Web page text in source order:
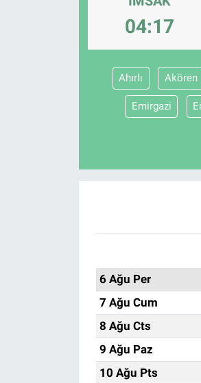
04:17
Ahırlı Akören
Emirgazi
6 Ağu Per
7 Ağu Cum
8 Ağu Cts
9 Ağu Paz
10 Ağu Pts